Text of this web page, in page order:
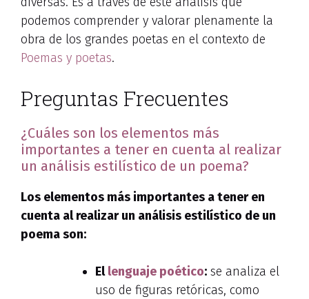
podemos comprender y valorar plenamente la
obra de los grandes poetas en el contexto de
Poemas y poetas.
Preguntas Frecuentes
¿Cuáles son los elementos más
importantes a tener en cuenta al realizar
un análisis estilístico de un poema?
Los elementos más importantes a tener en
cuenta al realizar un análisis estilístico de un
poema son:
Ellenguaje poético: se analiza el
uso de figuras retóricas, como